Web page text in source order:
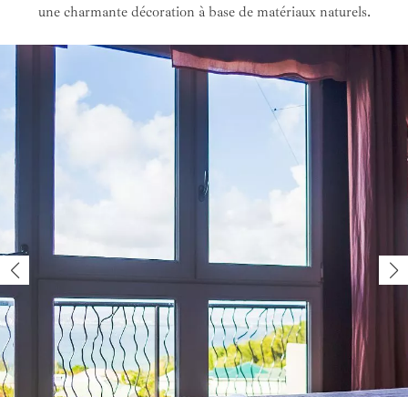
une charmante décoration à base de matériaux naturels.